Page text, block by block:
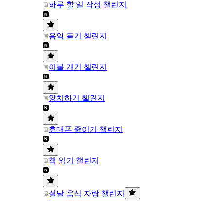
하루 할 일 작성 챌린지
음악 듣기 챌린지
이불 개기 챌린지
양치하기 챌린지
휴대폰 줄이기 챌린지
책 읽기 챌린지
설날 음식 자랑 챌린지